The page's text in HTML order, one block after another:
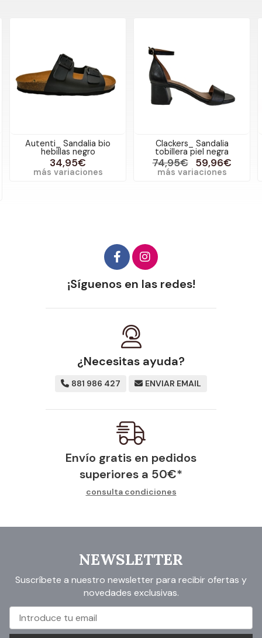
Clackers_ Sandalia
tobillera piel negra
74,95€ 59,96€
más variaciones
Mtng-Mustang_ Sandalia
Amelie oro
39,95€
más variaciones
¡Síguenos en las redes!
¿Necesitas ayuda?
881 986 427 ENVIAR EMAIL
Envío gratis en pedidos
superiores a 50€*
consulta condiciones
NEWSLETTER
Suscríbete a nuestro newsletter para recibir ofertas y
novedades exclusivas.